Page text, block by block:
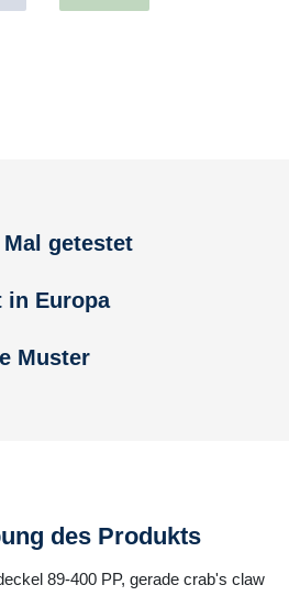
Mal getestet
in Europa
Muster
des Produkts
89-400 PP, gerade crab's claw